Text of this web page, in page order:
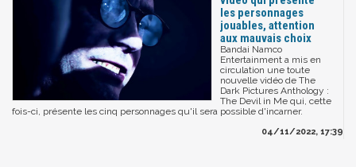
les personnages
jouables, attention
aux mauvais choix
Bandai Namco
Entertainment a mis en
circulation une toute
nouvelle vidéo de The
Dark Pictures Anthology :
The Devil in Me qui, cette
fois-ci, présente les cinq personnages qu'il sera possible d'incarner.
04/11/2022, 17:39